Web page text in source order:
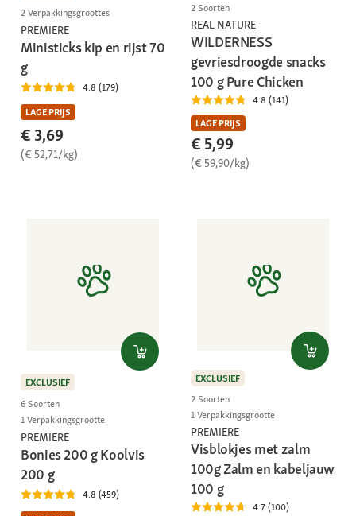
2 Verpakkingsgroottes
PREMIERE
Ministicks kip en rijst 70
g
4.8 (179)
LAGE PRIJS
€ 3,69
(€ 52,71/kg)
2 Soorten
REAL NATURE
WILDERNESS
gevriesdroogde snacks
100 g Pure Chicken
4.8 (141)
LAGE PRIJS
€ 5,99
(€ 59,90/kg)
EXCLUSIEF
6 Soorten
1 Verpakkingsgrootte
PREMIERE
Bonies 200 g Koolvis
200 g
4.8 (459)
EXCLUSIEF
2 Soorten
1 Verpakkingsgrootte
PREMIERE
Visblokjes met zalm
100g Zalm en kabeljauw
100 g
4.7 (100)